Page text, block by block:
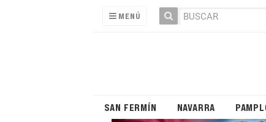
MENÚ
SAN FERMÍN NAVARRA